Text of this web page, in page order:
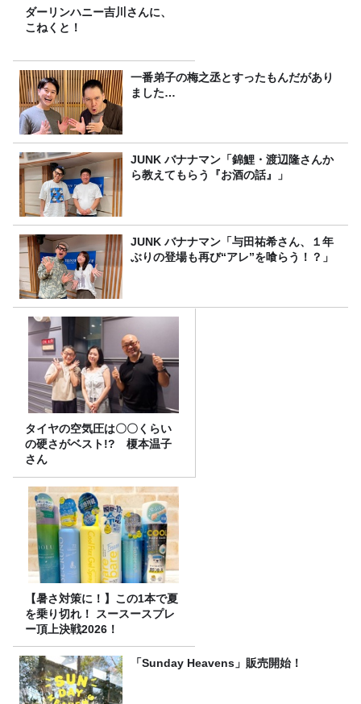
ダーリンハニー吉川さんに、
こねくと！
一番弟子の梅之丞とすったもんだがあり
ました…
JUNK バナナマン「錦鯉・渡辺隆さんか
ら教えてもらう『お酒の話』」
JUNK バナナマン「与田祐希さん、１年
ぶりの登場も再び“アレ”を喰らう！？」
タイヤの空気圧は〇〇くらい
の硬さがベスト!? 榎本温子
さん
【暑さ対策に！】この1本で夏
を乗り切れ！ スースースプレ
ー頂上決戦2026！
「Sunday Heavens」販売開始！